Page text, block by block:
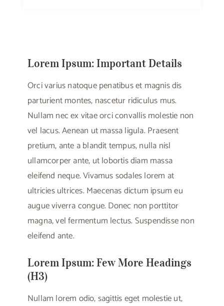
Lorem Ipsum: Important Details
Orci varius natoque penatibus et magnis dis
parturient montes, nascetur ridiculus mus.
Nullam nec ex vitae orci convallis molestie non
vel lacus. Aenean ut massa ligula. Praesent
pretium, ante a blandit tempus, nulla nisl
ullamcorper ante, ut lobortis diam massa
eleifend neque. Vivamus sodales lorem at
ultricies ultrices. Maecenas dictum ipsum eu
augue viverra congue. Donec non porttitor
magna, vel fermentum lectus. Suspendisse non
eleifend ante.
Lorem Ipsum: Few More Headings
(H3)
Nullam lorem odio, sagittis eget molestie ut,